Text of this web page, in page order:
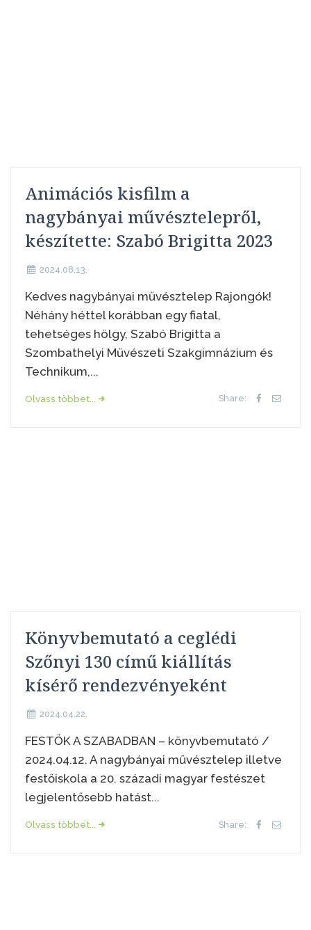
Animációs kisfilm a
nagybányai művésztelepről,
készítette: Szabó Brigitta 2023
2024.08.13.
Kedves nagybányai művésztelep Rajongók!
Néhány héttel korábban egy fiatal,
tehetséges hölgy, Szabó Brigitta a
Szombathelyi Művészeti Szakgimnázium és
Technikum,...
Olvass többet... Share:
Könyvbemutató a ceglédi
Szőnyi 130 című kiállítás
kísérő rendezvényeként
2024.04.22.
FESTŐK A SZABADBAN – könyvbemutató /
2024.04.12. A nagybányai művésztelep illetve
festőiskola a 20. századi magyar festészet
legjelentősebb hatást...
Olvass többet... Share: